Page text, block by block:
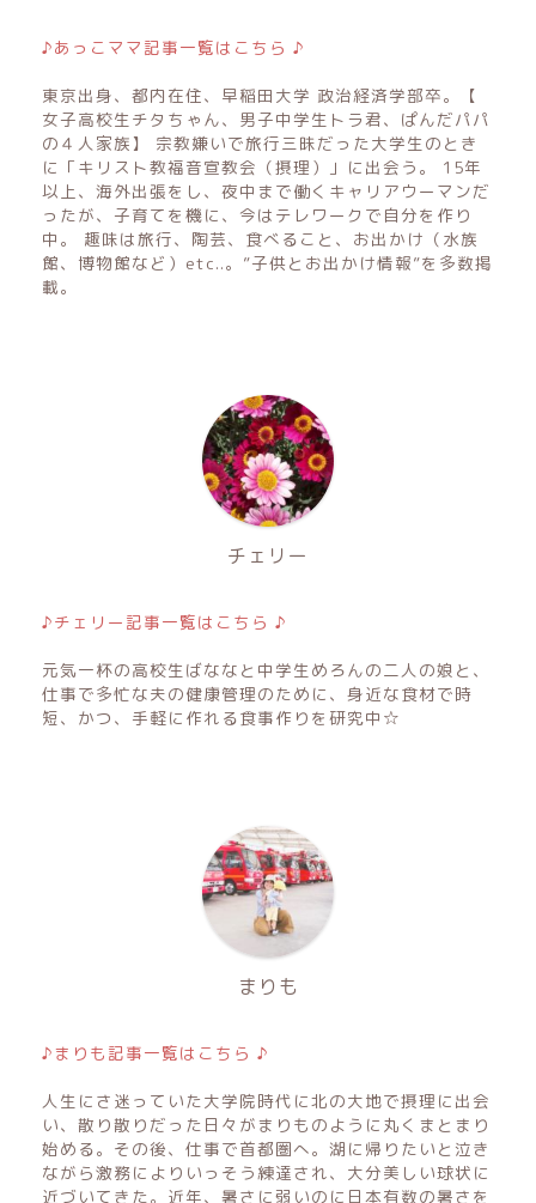
♪あっこママ記事一覧はこちら ♪
東京出身、都内在住、早稲田大学 政治経済学部卒。【
女子高校生チタちゃん、男子中学生トラ君、ぱんだパパ
の４人家族】 宗教嫌いで旅行三昧だった大学生のとき
に「キリスト教福音宣教会（摂理）」に出会う。 15年
以上、海外出張をし、夜中まで働くキャリアウーマンだ
ったが、子育てを機に、今はテレワークで自分を作り
中。 趣味は旅行、陶芸、食べること、お出かけ（水族
館、博物館など）etc..。”子供とお出かけ情報”を多数掲
載。
チェリー
♪チェリー記事一覧はこちら ♪
元気一杯の高校生ばななと中学生めろんの二人の娘と、
仕事で多忙な夫の健康管理のために、身近な食材で時
短、かつ、手軽に作れる食事作りを研究中☆
まりも
♪まりも記事一覧はこちら ♪
人生にさ迷っていた大学院時代に北の大地で摂理に出会
い、散り散りだった日々がまりものように丸くまとまり
始める。その後、仕事で首都圏へ。湖に帰りたいと泣き
ながら激務によりいっそう練達され、大分美しい球状に
近づいてきた。近年、暑さに弱いのに日本有数の暑さを